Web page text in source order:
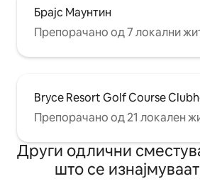
Брајс Маунтин
Препорачано од 7 локални
Bryce Resort Golf Course
Препорачано од 21 локален
Други одлични
што се